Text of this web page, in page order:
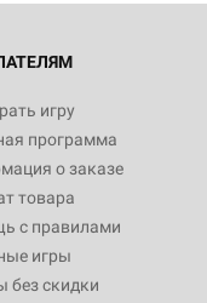
игру
программа
о заказе
товара
с правилами
игры
без скидки